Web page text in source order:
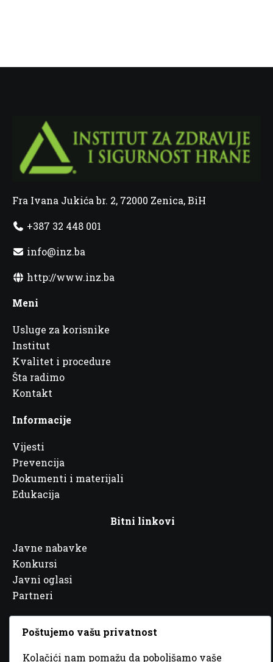
Fra Ivana Jukića br. 2, 72000 Zenica, BiH
+387 32 448 001
info@inz.ba
http://www.inz.ba
Meni
Usluge za korisnike
Institut
Kvalitet i procedure
Šta radimo
Kontakt
Informacije
Vijesti
Prevencija
Dokumenti i materijali
Edukacija
Bitni linkovi
Javne nabavke
Konkursi
Javni oglasi
Partneri
Poštujemo vašu privatnost
Kolačići nam pomažu da poboljšamo vaše